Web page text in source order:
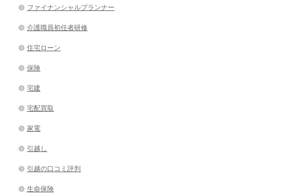
ファイナンシャルプランナー
介護職員初任者研修
住宅ローン
保険
宅建
宅配買取
家電
引越し
引越の口コミ評判
生命保険